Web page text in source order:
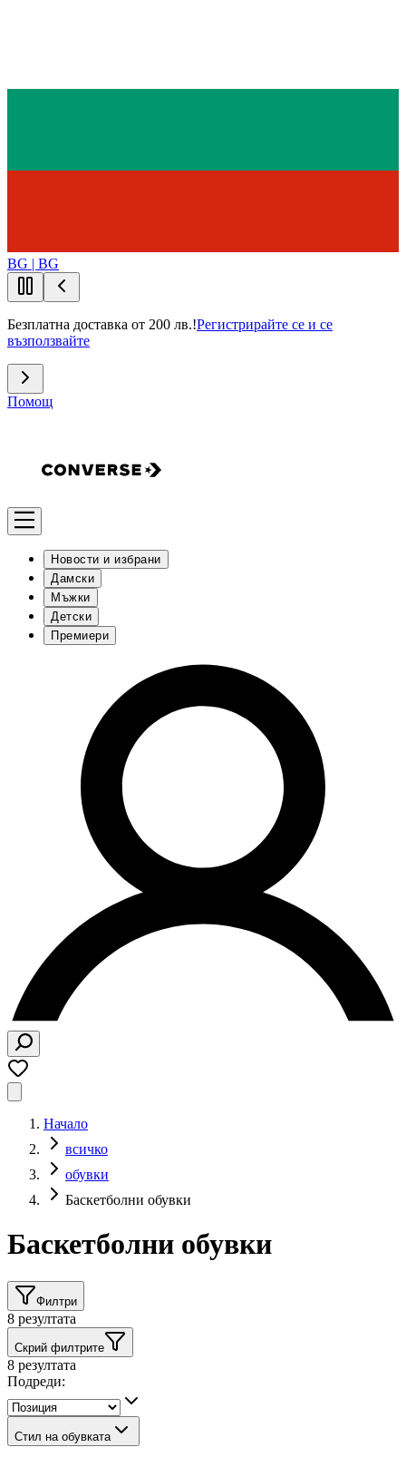
BG | BG
Безплатна доставка от 200 лв.!Регистрирайте се и се
възползвайте
Помощ
Новости и избрани
Дамски
Мъжки
Детски
Премиери
Начало
всичко
обувки
Баскетболни обувки
Баскетболни обувки
Филтри
8 резултата
Скрий филтрите
8 резултата
Подреди:
Стил на обувката